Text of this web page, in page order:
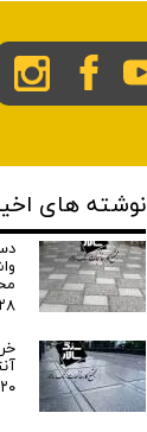
نوشته های
۲۸ اردیبهشت ۰۵
۲۰ اردیبهشت ۰۵